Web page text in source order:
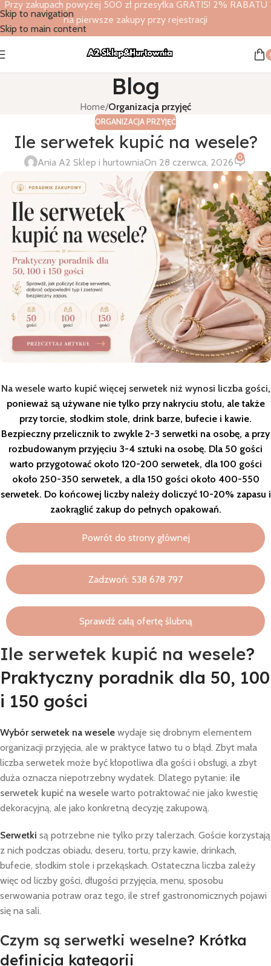
Skip to navigation
Skip to main content
Przy zakupach powyżej 500 zł przesyłka GRATIS! 2% RABATU
na pierwsze zakupy przy rejestracji
Blog
Home/Organizacja przyjęć
ORGANIZACJA PRZYJĘĆ
Ile serwetek kupić na wesele?
Ania A2 Sklep i hurtowniaOn 28 czerwca, 2026 0
Na wesele warto kupić więcej serwetek niż wynosi liczba gości,
ponieważ są używane nie tylko przy nakryciu stołu, ale także
przy torcie, słodkim stole, drink barze, bufecie i kawie.
Bezpieczny przelicznik to zwykle 2-3 serwetki na osobę, a przy
rozbudowanym przyjęciu 3-4 sztuki na osobę. Dla 50 gości
warto przygotować około 120-200 serwetek, dla 100 gości
około 250-350 serwetek, a dla 150 gości około 400-550
serwetek. Do końcowej liczby należy doliczyć 10-20% zapasu i
zaokrąglić zakup do pełnych opakowań.
Powrót do strony głównej
Zadzwoń: 538 678 797
Sprawdź całą ofertę ślubną
Ile serwetek kupić na wesele?
Praktyczny poradnik dla 50, 100
i 150 gości
Wybór serwetek na wesele wydaje się drobnym elementem
organizacji przyjęcia, ale w praktyce łatwo tu o błąd. Zbyt mała
liczba serwetek może być kłopotliwa dla gości i obsługi, a zbyt
duża oznacza niepotrzebny wydatek. Dlatego pytanie: ile
serwetek kupić na wesele warto potraktować nie jako kwestię
dekoracyjną, ale jako konkretną decyzję zakupową.
Serwetki są potrzebne nie tylko przy talerzach. Goście korzystają
z nich podczas obiadu, deseru, tortu, przy kawie, drinkach,
bufecie, słodkim stole i przekąskach. Ostateczna liczba zależy
więc od liczby gości, długości przyjęcia, menu, sposobu
serwowania potraw oraz tego, ile stref gastronomicznych pojawi
się na sali.
Czym są serwetki weselne? Krótka
definicja kategorii